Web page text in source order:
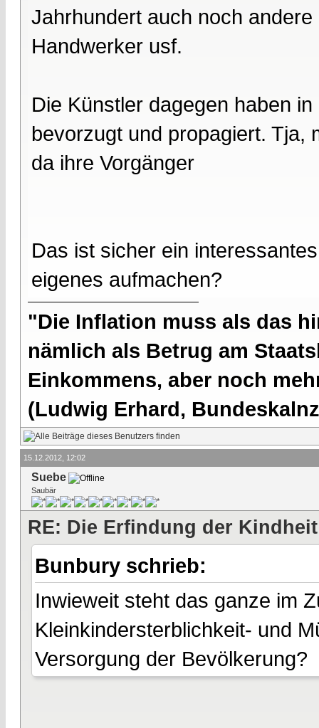
Jahrhundert auch noch
Handwerker usf.
Die Künstler dagegen haben
bevorzugt und propagiert. Tja,
da ihre Vorgänger
Das ist sicher ein
eigenes aufmachen?
"Die Inflation muss als das
nämlich als Betrug am
Einkommens, aber noch
(Ludwig Erhard,
15.12.2012, 12:02
Suebe
Saubär
RE: Die Erfindung der Kindheit
Bunbury schrieb:
Inwieweit steht das ganze im
Kleinkindersterblichkeit- und
Versorgung der Bevölkerung?